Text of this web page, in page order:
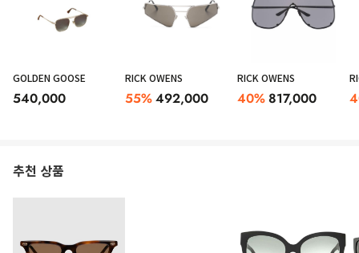
GOLDEN GOOSE
540,000
RICK OWENS
55%492,000
RICK OWENS
40%817,000
추천 상품